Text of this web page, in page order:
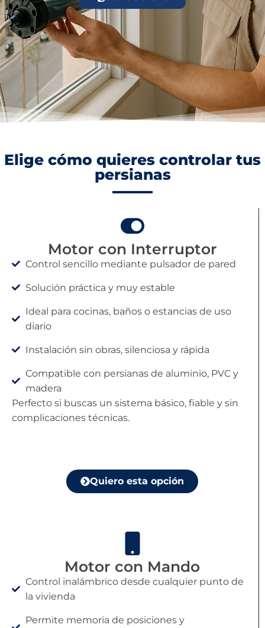
Elige cómo quieres controlar tus
persianas
Motor con Interruptor
Control sencillo mediante pulsador de pared
Solución práctica y muy estable
Ideal para cocinas, baños o estancias de uso
diario
Instalación sin obras, silenciosa y rápida
Compatible con persianas de aluminio, PVC y
madera
Perfecto si buscas un sistema básico, fiable y sin
complicaciones técnicas.
Quiero esta opción
Motor con Mando
Control inalámbrico desde cualquier punto de
la vivienda
Permite memoria de posiciones y